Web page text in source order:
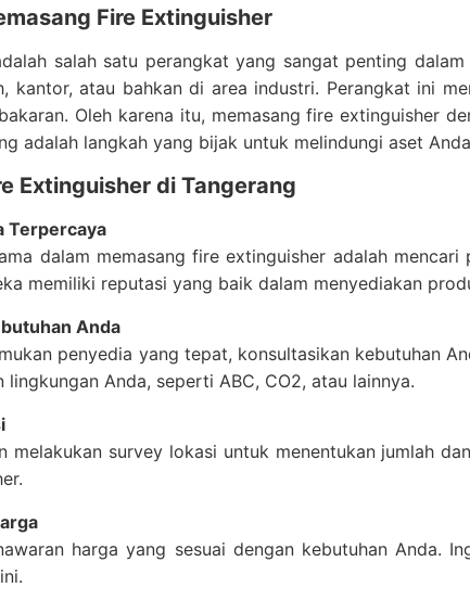
Fire Extinguisher
salah satu perangkat yang sangat penting
kantor, atau bahkan di area industri. Perangkat ini
Oleh karena itu, memasang fire extinguisher
adalah langkah yang bijak untuk melindungi aset
Extinguisher di Tangerang
Terpercaya
dalam memasang fire extinguisher adalah
memiliki reputasi yang baik dalam menyediakan
Anda
penyedia yang tepat, konsultasikan kebutuhan
lingkungan Anda, seperti ABC, CO2, atau lainnya.
melakukan survey lokasi untuk menentukan jumlah
harga yang sesuai dengan kebutuhan Anda.